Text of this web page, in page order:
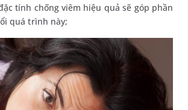
tính chống viêm hiệu quả sẽ góp phần
quá trình này;